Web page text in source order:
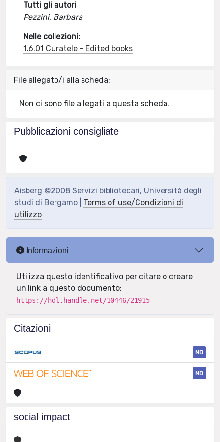
Tutti gli autori
Pezzini, Barbara
Nelle collezioni:
1.6.01 Curatele - Edited books
File allegato/i alla scheda:
Non ci sono file allegati a questa scheda.
Pubblicazioni consigliate
Aisberg ©2008 Servizi bibliotecari, Università degli
studi di Bergamo | Terms of use/Condizioni di
utilizzo
Informazioni
Utilizza questo identificativo per citare o creare
un link a questo documento:
https://hdl.handle.net/10446/21915
Citazioni
ND
ND
social impact